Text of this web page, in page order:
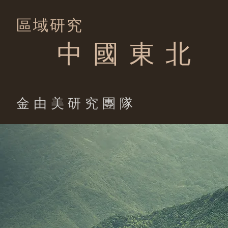
區域研究
中 國 東 北
​金由美研究團隊